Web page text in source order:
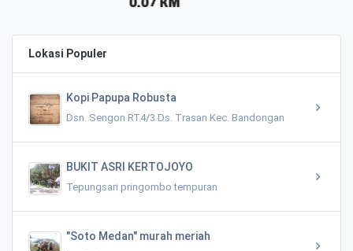
Lokasi Populer
Kopi Papupa Robusta
Dsn. Sengon RT4/3 Ds. Trasan Kec. Bandongan
BUKIT ASRI KERTOJOYO
Tepungsari pringombo tempuran
"Soto Medan" murah meriah